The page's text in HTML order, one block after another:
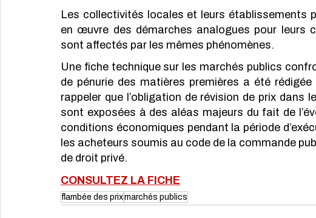
Les collectivités locales et leurs établissements
en œuvre des démarches analogues pour leurs
sont affectés par les mêmes phénomènes.
Une fiche technique sur les marchés publics
de pénurie des matières premières a été
rappeler que l’obligation de révision de prix dans
sont exposées à des aléas majeurs du fait de
conditions économiques pendant la période
les acheteurs soumis au code de la commande
de droit privé.
CONSULTEZ LA FICHE
flambée des prixmarchés publics